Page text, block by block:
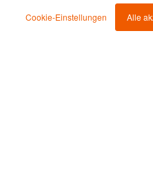
Cookie-Einstellungen Alle
das gewünschte Add-